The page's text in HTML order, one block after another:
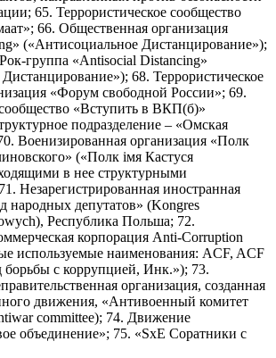
65. Террористическое сообщество
66. Общественная организация
(«Антисоциальное Дистанцирование»);
группа «Antisocial Distancing»
68. Террористическое
«Форум свободной России»; 69.
«Вступить в ВКП(б)»
подразделение – «Омская
Военизированная организация «Полк
(«Полк iмя Кастуся
в нее структурными
Незарегистрированная иностранная
народных депутатов» (Kongres
Республика Польша; 72.
корпорация Anti-Corruption
используемые наименования: ACF, ACF
с коррупцией, Инк.»); 73.
организация, созданная
движения, «Антивоенный комитет
committee); 74. Движение
объединение»; 75. «SxE Соратники с